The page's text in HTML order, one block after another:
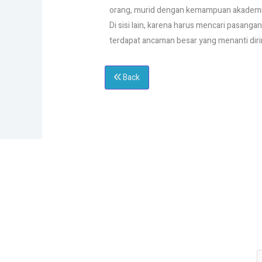
orang, murid dengan kemampuan
ㅤㅤㅤDi sisi lain, karena harus mencari
terdapat ancaman besar yang menanti
Back